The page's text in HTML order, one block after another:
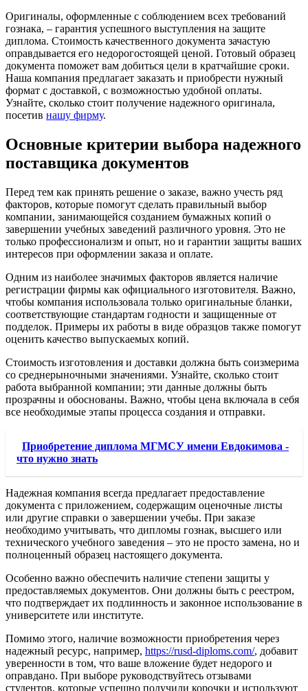
Оригиналы, оформленные с соблюдением всех требований
гознака, – гарантия успешного выступления на защите
диплома. Стоимость качественного документа зачастую
оправдывается его недорогостоящей ценой. Готовый образец
документа поможет вам добиться цели в кратчайшие сроки.
Наша компания предлагает заказать и приобрести нужный
формат с доставкой, с возможностью удобной оплаты.
Узнайте, сколько стоит получение надежного оригинала,
посетив нашу фирму.
Основные критерии выбора надежного
поставщика документов
Перед тем как принять решение о заказе, важно учесть ряд
факторов, которые помогут сделать правильный выбор
компании, занимающейся созданием бумажных копий о
завершении учебных заведений различного уровня. Это не
только профессионализм и опыт, но и гарантии защиты ваших
интересов при оформлении заказа и оплате.
Одним из наиболее значимых факторов является наличие
регистрации фирмы как официального изготовителя. Важно,
чтобы компания использовала только оригинальные бланки,
соответствующие стандартам годности и защищенные от
подделок. Примеры их работы в виде образцов также помогут
оценить качество выпускаемых копий.
Стоимость изготовления и доставки должна быть соизмерима
со среднерыночными значениями. Узнайте, сколько стоит
работа выбранной компании; эти данные должны быть
прозрачны и обоснованы. Важно, чтобы цена включала в себя
все необходимые этапы процесса создания и отправки.
Приобретение диплома МГМСУ имени Евдокимова -
что нужно знать
Надежная компания всегда предлагает предоставление
документа с приложением, содержащим оценочные листы
или другие справки о завершении учебы. При заказе
необходимо учитывать, что дипломы гознак, высшего или
технического учебного заведения – это не просто замена, но и
полноценный образец настоящего документа.
Особенно важно обеспечить наличие степени защиты у
предоставляемых документов. Они должны быть с реестром,
что подтверждает их подлинность и законное использование в
университете или институте.
Помимо этого, наличие возможности приобретения через
надежный ресурс, например, https://rusd-diploms.com/, добавит
уверенности в том, что ваше вложение будет недорого и
оправдано. При выборе руководствуйтесь отзывами
студентов, которые успешно получили корочки и используют